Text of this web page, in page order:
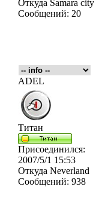
Откуда Samara city
Сообщений: 20
ADEL
Титан
Присоединился:
2007/5/1 15:53
Откуда Neverland
Сообщений: 938